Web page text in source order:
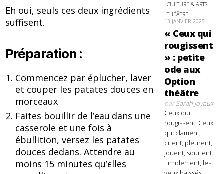
Eh oui, seuls ces deux ingrédients
suffisent.
Préparation :
Commencez par éplucher, laver
et couper les patates douces en
morceaux
Faites bouillir de l’eau dans une
casserole et une fois à
ébullition, versez les patates
douces dedans. Attendre au
moins 15 minutes qu’elles
CULTURE & ARTS
THÉÂTRE
13 JANVIER 2025
« Ceux qui
rougissent
» : petite
ode aux
Option
théâtre
parSarah Joyaux
Ceux qui
rougissent. Ceux
qui clament,
crient, pleurent,
jouent, sourient.
Timidement, les